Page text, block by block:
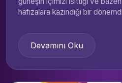
hafızalara kazındığı bir
Devamını Oku